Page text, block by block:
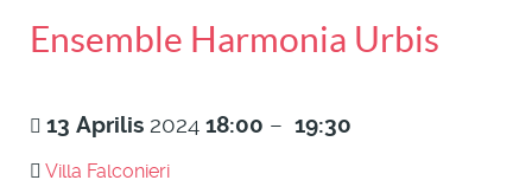
Ensemble Harmonia Urbis
13 Aprilis 2024 18:00 – 19:30
Villa Falconieri